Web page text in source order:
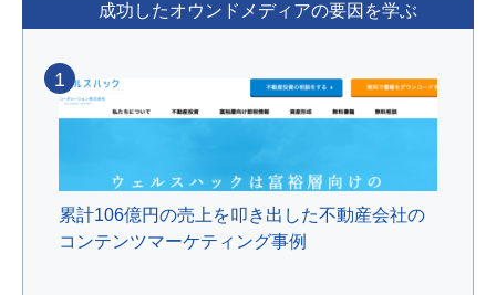
成功したオウンドメディアの要因を学ぶ
累計106億円の売上を叩き出した不動産会社の
コンテンツマーケティング事例
1